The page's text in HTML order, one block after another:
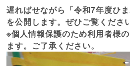
遅ればせながら「令和7年度ひ
を公開します。ぜひご覧くださ
※個人情報保護のため利用者様
ます。ご了承ください。